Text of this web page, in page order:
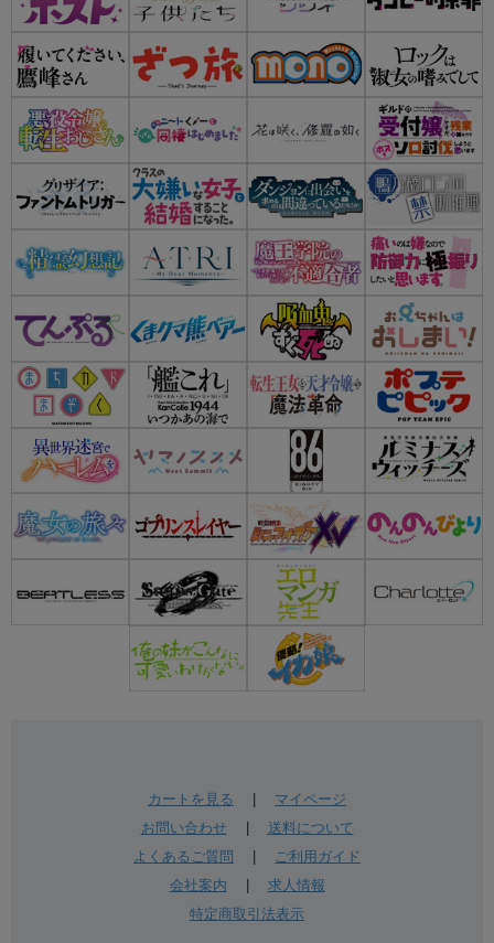
カートを見る
マイページ
お問い合わせ| 送料について
よくあるご質問
ご利用ガイド
会社案内
求人情報
特定商取引法表示